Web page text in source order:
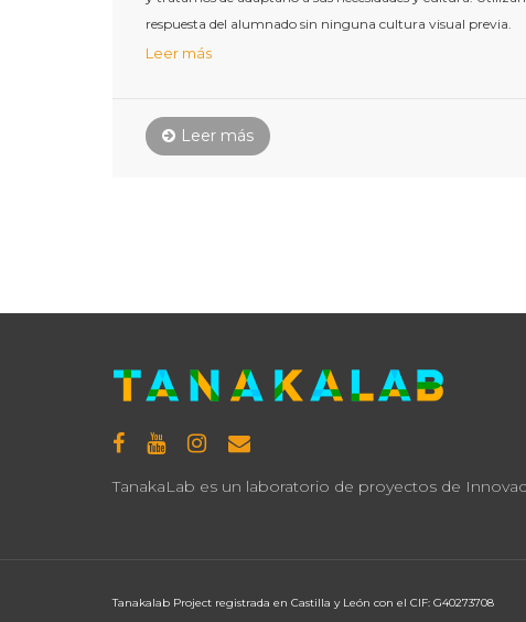
respuesta del alumnado sin ninguna cultura visual previa.
Leer más
Leer más
TanakaLab es un laboratorio de proyectos de
Tanakalab Project registrada en Castilla y León con el CIF: G40273708